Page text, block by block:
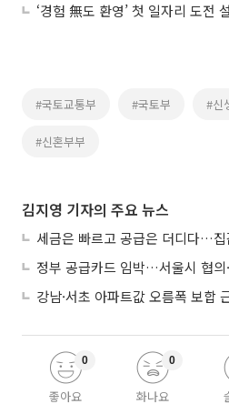
‘경험 無도 환영’ 첫 일자리 도전
#국토교통부 #국토부 #신
#신혼부부
김지영 기자의 주요 뉴스
세금은 빠르고 공급은 더디다…
좋아요
0
화나요
0